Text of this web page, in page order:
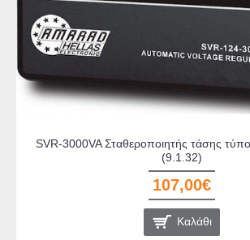
SVR-3000VA Σταθεροποιητής τάσης
(9.1.32)
107,00€
Καλάθι